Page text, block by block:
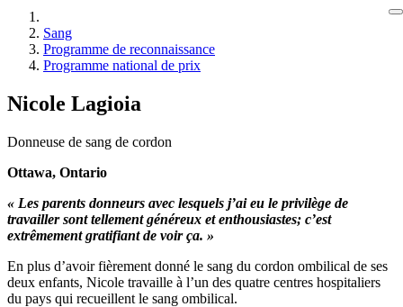
Sang
Programme de reconnaissance
Programme national de prix
Nicole Lagioia
Donneuse de sang de cordon
Ottawa, Ontario
« Les parents donneurs avec lesquels j’ai eu le privilège de
travailler sont tellement généreux et enthousiastes; c’est
extrêmement gratifiant de voir ça. »
En plus d’avoir fièrement donné le sang du cordon ombilical de ses
deux enfants, Nicole travaille à l’un des quatre centres hospitaliers
du pays qui recueillent le sang ombilical.